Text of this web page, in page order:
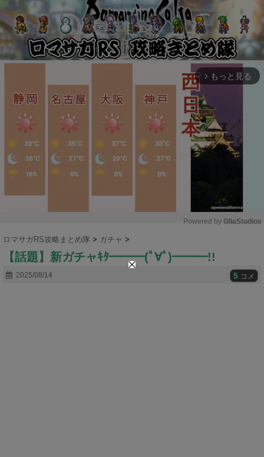
arrow_forward_ios もっと見る
Powered by GliaStudios
ロマサガRS攻略まとめ隊 > ガチャ >
【話題】新ガチャｷﾀ━━━(ﾟ∀ﾟ)━━━!!
2025/08/14 5 コメ